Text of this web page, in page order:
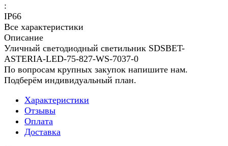
:
IP66
Все характеристики
Описание
Уличный светодиодный светильник SDSBET-
ASTERIA-LED-75-827-WS-7037-0
По вопросам крупных закупок напишите нам.
Подберём индивидуальный план.
Характеристики
Отзывы
Оплата
Доставка